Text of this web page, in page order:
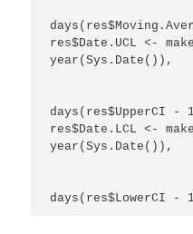
res$Date.UCL <-
year(Sys.Date()),
month
days(res$UpperCI -
res$Date.LCL <-
year(Sys.Date()),
days(res$LowerCI -